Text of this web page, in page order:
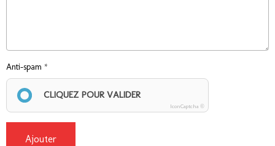
Anti-spam
CLIQUEZ POUR VALIDER
IconCaptcha ©
Ajouter